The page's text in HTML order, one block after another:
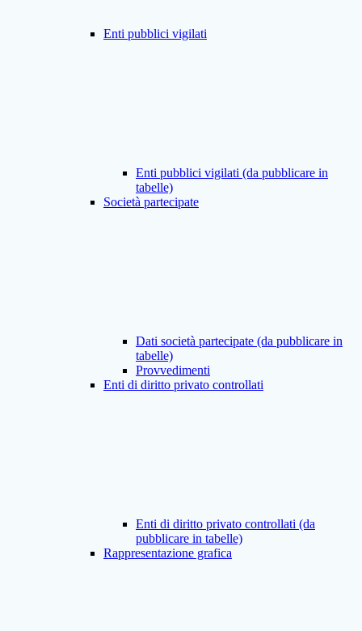
Enti pubblici vigilati
Enti pubblici vigilati (da pubblicare in
tabelle)
Società partecipate
Dati società partecipate (da pubblicare in
tabelle)
Provvedimenti
Enti di diritto privato controllati
Enti di diritto privato controllati (da
pubblicare in tabelle)
Rappresentazione grafica